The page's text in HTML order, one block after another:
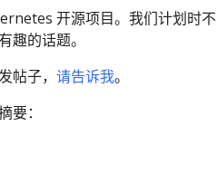
开源项目。我们计划时不
趣的话题。
子， 请告诉我。
：